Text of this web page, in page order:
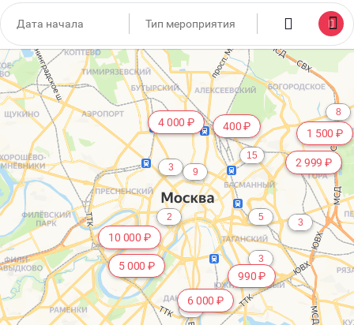
10 000 ₽
5 000 ₽
4 000 ₽
3
2
6 000 ₽
400 ₽
9
990 ₽
2
2 999 ₽
15
5
3
1 500 ₽
3
8